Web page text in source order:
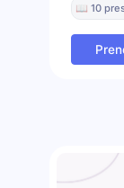
📖 10